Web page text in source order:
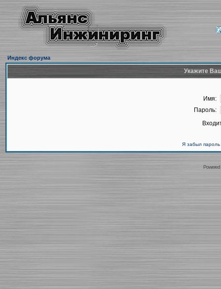
Индекс форума
Укажите
Имя:
Пароль:
Я забыл пароль